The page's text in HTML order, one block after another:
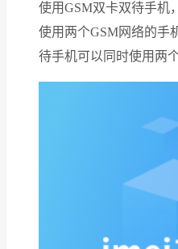
使用GSM双卡双待手机
使用两个GSM网络的手
待手机可以同时使用两